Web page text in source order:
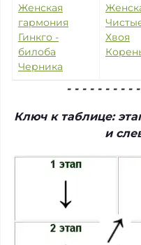
Женская
гармония
Гинкго -
билоба
Черника
Хвоя
- - - - - - - - -
Ключ к таблице:
и